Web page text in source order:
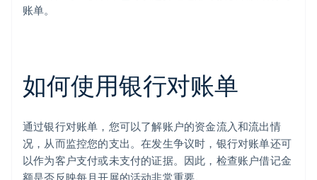
账单。
如何使用银行对账单
通过银行对账单，您可以了解账户的资金流入和流出情
况，从而监控您的支出。在发生争议时，银行对账单还可
以作为客户支付或未支付的证据。因此，检查账户借记金